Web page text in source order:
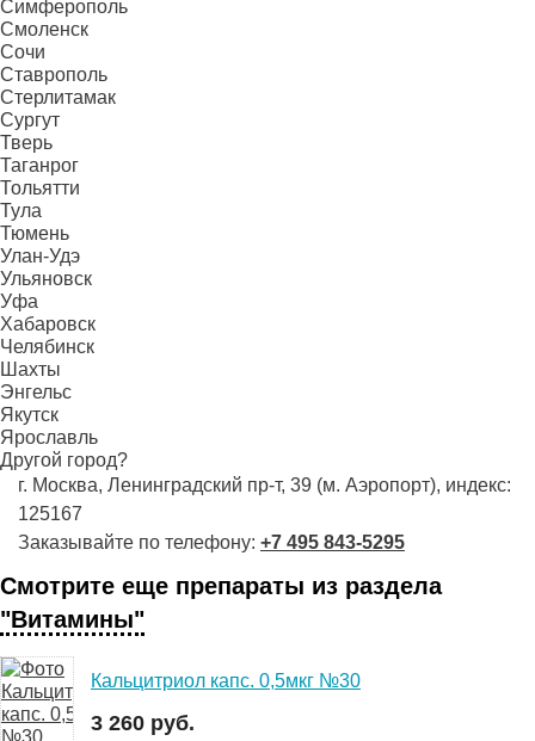
Симферополь
Смоленск
Сочи
Ставрополь
Стерлитамак
Сургут
Тверь
Таганрог
Тольятти
Тула
Тюмень
Улан-Удэ
Ульяновск
Уфа
Хабаровск
Челябинск
Шахты
Энгельс
Якутск
Ярославль
Другой город?
г. Москва, Ленинградский пр-т, 39 (м. Аэропорт), индекс:
125167
Заказывайте по телефону: +7 495 843-5295
Смотрите еще препараты из раздела
"Витамины"
Кальцитриол капс. 0,5мкг №30
3 260 руб.